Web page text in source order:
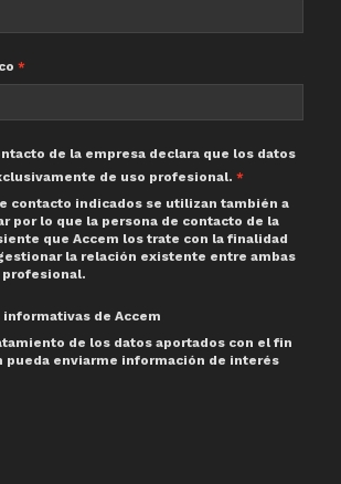
de la empresa declara que los datos
de uso profesional.
contacto indicados se utilizan también a
por lo que la persona de contacto de la
que Accem los trate con la finalidad
la relación existente entre ambas
profesional.
de Accem
de los datos aportados con el fin
pueda enviarme información de interés